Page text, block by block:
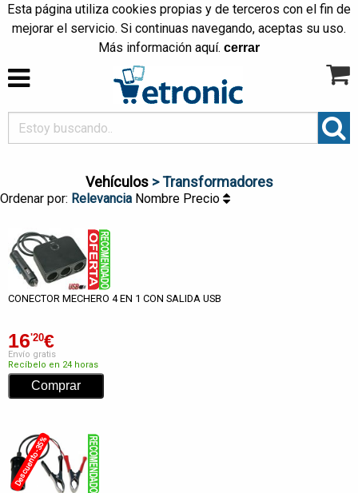
Esta página utiliza cookies propias y de terceros con el fin de
mejorar el servicio. Si continuas navegando, aceptas su uso.
Más información aquí. cerrar
Vehículos> Transformadores
Ordenar por: Relevancia Nombre Precio
CONECTOR MECHERO 4 EN 1 CON SALIDA USB
16'20€
Envío gratis
Recíbelo en 24 horas
Descuento -35%